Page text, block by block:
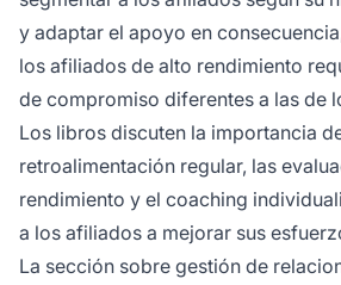
y adaptar el apoyo en
los afiliados de alto rendimiento
de compromiso diferentes a las de
Los libros discuten la importancia
retroalimentación regular, las
rendimiento y el coaching
a los afiliados a mejorar sus
La sección sobre gestión de